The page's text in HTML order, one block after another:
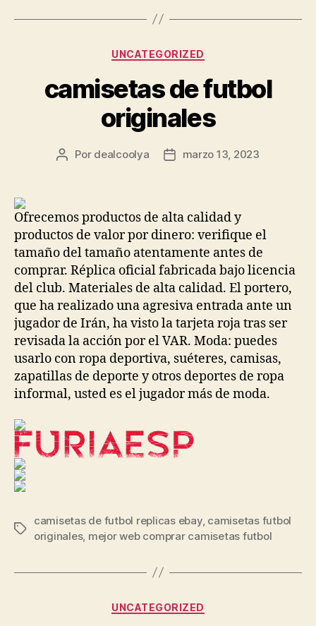
Categorías
UNCATEGORIZED
camisetas de futbol
originales
Autor
Por dealcoolya
Fechamarzo 13, 2023
Ofrecemos productos de alta calidad y
productos de valor por dinero: verifique el
tamaño del tamaño atentamente antes de
comprar. Réplica oficial fabricada bajo licencia
del club. Materiales de alta calidad. El portero,
que ha realizado una agresiva entrada ante un
jugador de Irán, ha visto la tarjeta roja tras ser
revisada la acción por el VAR. Moda: puedes
usarlo con ropa deportiva, suéteres, camisas,
zapatillas de deporte y otros deportes de ropa
informal, usted es el jugador más de moda.
Etiquetas
camisetas de futbol replicas ebay, camisetas futbol
originales, mejor web comprar camisetas futbol
Categorías
UNCATEGORIZED